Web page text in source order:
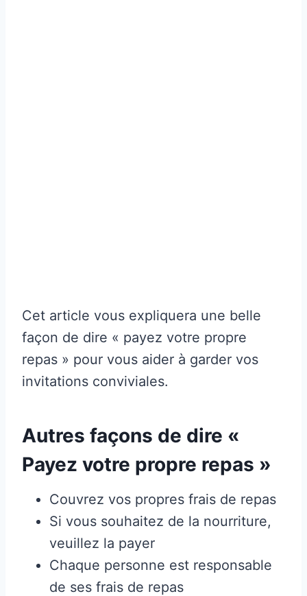
Cet article vous expliquera une belle
façon de dire « payez votre propre
repas » pour vous aider à garder vos
invitations conviviales.
Autres façons de dire «
Payez votre propre repas »
Couvrez vos propres frais de repas
Si vous souhaitez de la nourriture,
veuillez la payer
Chaque personne est responsable
de ses frais de repas